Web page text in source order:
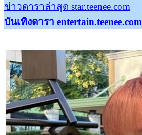
ข่าวดาราล่าสุด star.teenee.com
บันเทิงดารา entertain.teenee.com